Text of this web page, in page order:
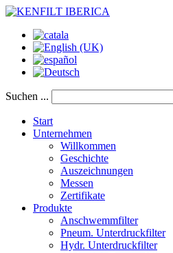
Suchen ...
Start
Unternehmen
Willkommen
Geschichte
Auszeichnungen
Messen
Zertifikate
Produkte
Anschwemmfilter
Pneum. Unterdruckfilter
Hydr. Unterdruckfilter